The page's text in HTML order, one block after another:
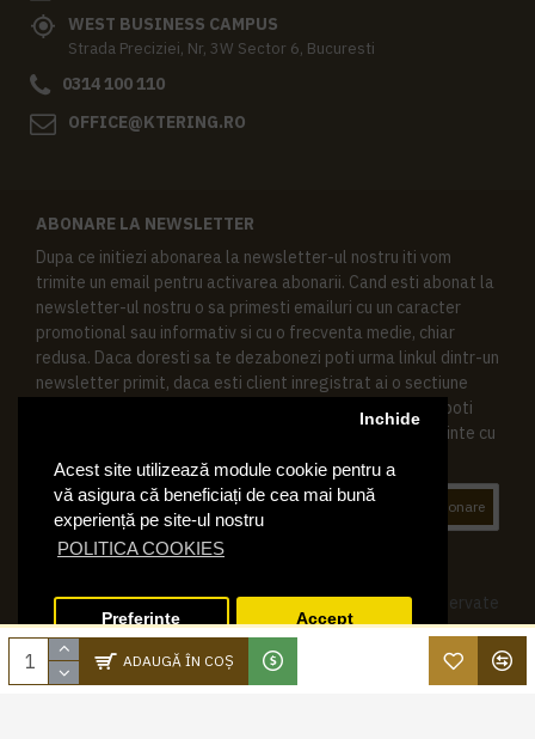
Acest site utilizează module cookie pentru a
vă asigura că beneficiați de cea mai bună
experiență pe site-ul nostru
POLITICA COOKIES
Inchide
Preferinte Accept
ADAUGĂ ÎN COŞ
WEST BUSINESS CAMPUS
Strada Preciziei, Nr, 3W Sector 6, Bucuresti
0314 100 110
OFFICE@KTERING.RO
ABONARE LA NEWSLETTER
Dupa ce initiezi abonarea la newsletter-ul nostru iti vom
trimite un email pentru activarea abonarii. Cand esti abonat la
newsletter-ul nostru o sa primesti emailuri cu un caracter
promotional sau informativ si cu o frecventa medie, chiar
redusa. Daca doresti sa te dezabonezi poti urma linkul dintr-un
newsletter primit, daca esti client inregistrat ai o sectiune
speciala in contul tau in acest scop, si de asemenea ne poti
contacta oricand pe email pentru orice intrebari sau cerinte cu
Abonare
© 2019 Ktering.ro , Toate drepturile rezervate